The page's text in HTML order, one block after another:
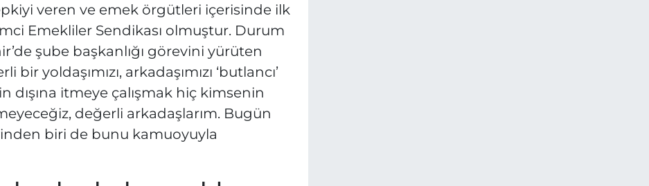
veren ve emek örgütleri içerisinde ilk
Emekliler Sendikası olmuştur. Durum
şube başkanlığı görevini yürüten
yoldaşımızı, arkadaşımızı ‘butlancı’
dışına itmeye çalışmak hiç kimsenin
değerli arkadaşlarım. Bugün
biri de bunu kamuoyuyla